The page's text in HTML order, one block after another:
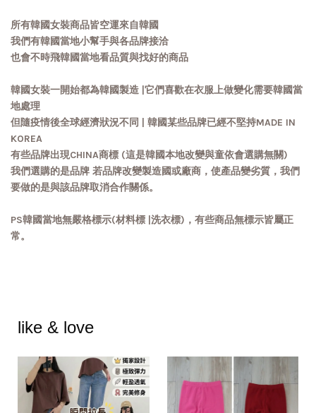
所有韓國女裝商品皆空運來自韓國
我們有韓國當地小幫手與各品牌接洽
也會不時飛韓國當地看品質與找好的商品
韓國女裝一開始都為韓國製造 |它們喜歡在衣服上做變化需要韓國當
地處理
但隨疫情後全球經濟狀況不同 | 韓國某些品牌已經不堅持MADE IN
KOREA
有些品牌出現CHINA商標 (這是韓國本地改變與童依會選購無關)
我們選購的是品牌 若品牌改變製造國或廠商，使產品變劣質，我們
要做的是與該品牌取消合作關係。
PS韓國當地無嚴格標示(材料標 |洗衣標)，有些商品無標示皆屬正
常。
like & love